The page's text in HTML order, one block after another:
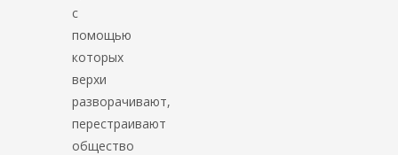
с
помощью
которых
верхи
разворачивают,
перестраивают
общество